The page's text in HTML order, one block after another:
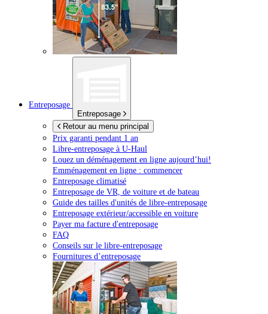
Entreposage
Entreposage
Retour au menu principal
Prix garanti pendant 1 an
Libre-entreposage à U-Haul
Louez un déménagement en ligne aujourd’hui!
Emménagement en ligne : commencer
Entreposage climatisé
Entreposage de VR, de voiture et de bateau
Guide des tailles d'unités de libre-entreposage
Entreposage extérieur/accessible en voiture
Payer ma facture d'entreposage
FAQ
Conseils sur le libre-entreposage
Fournitures d’entreposage